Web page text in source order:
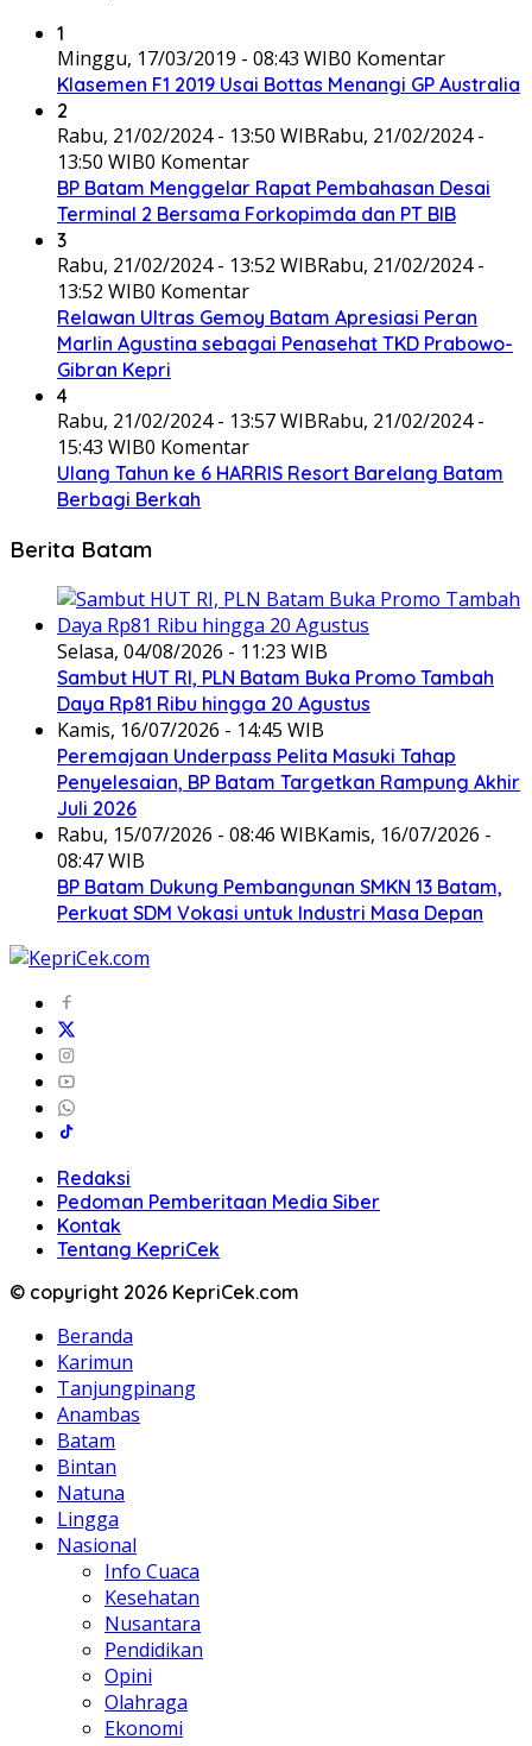
1
Minggu, 17/03/2019 - 08:43 WIB0 Komentar
Klasemen F1 2019 Usai Bottas Menangi GP Australia
2
Rabu, 21/02/2024 - 13:50 WIBRabu, 21/02/2024 -
13:50 WIB0 Komentar
BP Batam Menggelar Rapat Pembahasan Desai
Terminal 2 Bersama Forkopimda dan PT BIB
3
Rabu, 21/02/2024 - 13:52 WIBRabu, 21/02/2024 -
13:52 WIB0 Komentar
Relawan Ultras Gemoy Batam Apresiasi Peran
Marlin Agustina sebagai Penasehat TKD Prabowo-
Gibran Kepri
4
Rabu, 21/02/2024 - 13:57 WIBRabu, 21/02/2024 -
15:43 WIB0 Komentar
Ulang Tahun ke 6 HARRIS Resort Barelang Batam
Berbagi Berkah
Berita Batam
Selasa, 04/08/2026 - 11:23 WIB
Sambut HUT RI, PLN Batam Buka Promo Tambah
Daya Rp81 Ribu hingga 20 Agustus
Kamis, 16/07/2026 - 14:45 WIB
Peremajaan Underpass Pelita Masuki Tahap
Penyelesaian, BP Batam Targetkan Rampung Akhir
Juli 2026
Rabu, 15/07/2026 - 08:46 WIBKamis, 16/07/2026 -
08:47 WIB
BP Batam Dukung Pembangunan SMKN 13 Batam,
Perkuat SDM Vokasi untuk Industri Masa Depan
Redaksi
Pedoman Pemberitaan Media Siber
Kontak
Tentang KepriCek
© copyright 2026 KepriCek.com
Beranda
Karimun
Tanjungpinang
Anambas
Batam
Bintan
Natuna
Lingga
Nasional
Info Cuaca
Kesehatan
Nusantara
Pendidikan
Opini
Olahraga
Ekonomi